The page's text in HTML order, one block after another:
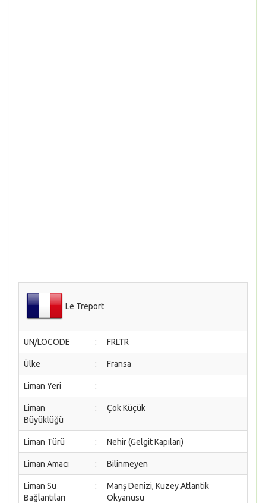
Le Treport
UN/LOCODE : FRLTR
Ülke : Fransa
Liman Yeri :
Liman
Büyüklüğü
: Çok Küçük
Liman Türü : Nehir (Gelgit Kapıları)
Liman Amacı : Bilinmeyen
Liman Su
Bağlantıları
:
Manş Denizi, Kuzey Atlantik
Okyanusu